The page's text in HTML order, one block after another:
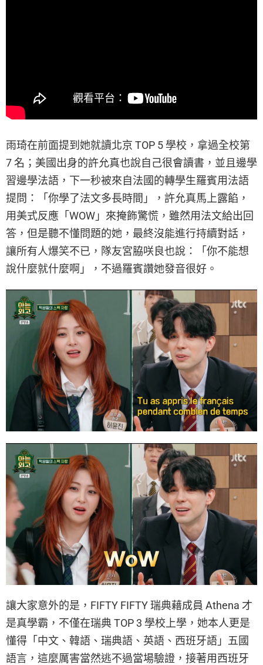
雨琦在前面提到她就讀北京 TOP 5 學校，拿過全校第
7 名；美國出身的許允真也說自己很會讀書，並且邊學
習邊學法語，下一秒被來自法國的轉學生羅賓用法語
提問：「你學了法文多長時間」，許允真馬上露餡，
用美式反應「WOW」來掩飾驚慌，雖然用法文給出回
答，但是聽不懂問題的她，最終沒能進行持續對話，
讓所有人爆笑不已，隊友宮脇咲良也說：「你不能想
說什麼就什麼啊」，不過羅賓讚她發音很好。
讓大家意外的是，FIFTY FIFTY 瑞典藉成員 Athena 才
是真學霸，不僅在瑞典 TOP 3 學校上學，她本人更是
懂得「中文、韓語、瑞典語、英語、西班牙語」五國
語言，這麼厲害當然逃不過當場驗證，接著用西班牙